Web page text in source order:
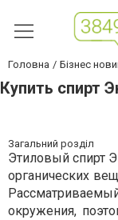
Головна Бізнес
Купить спирт
Загальний розділ
Этиловый спирт
органических
окружения,